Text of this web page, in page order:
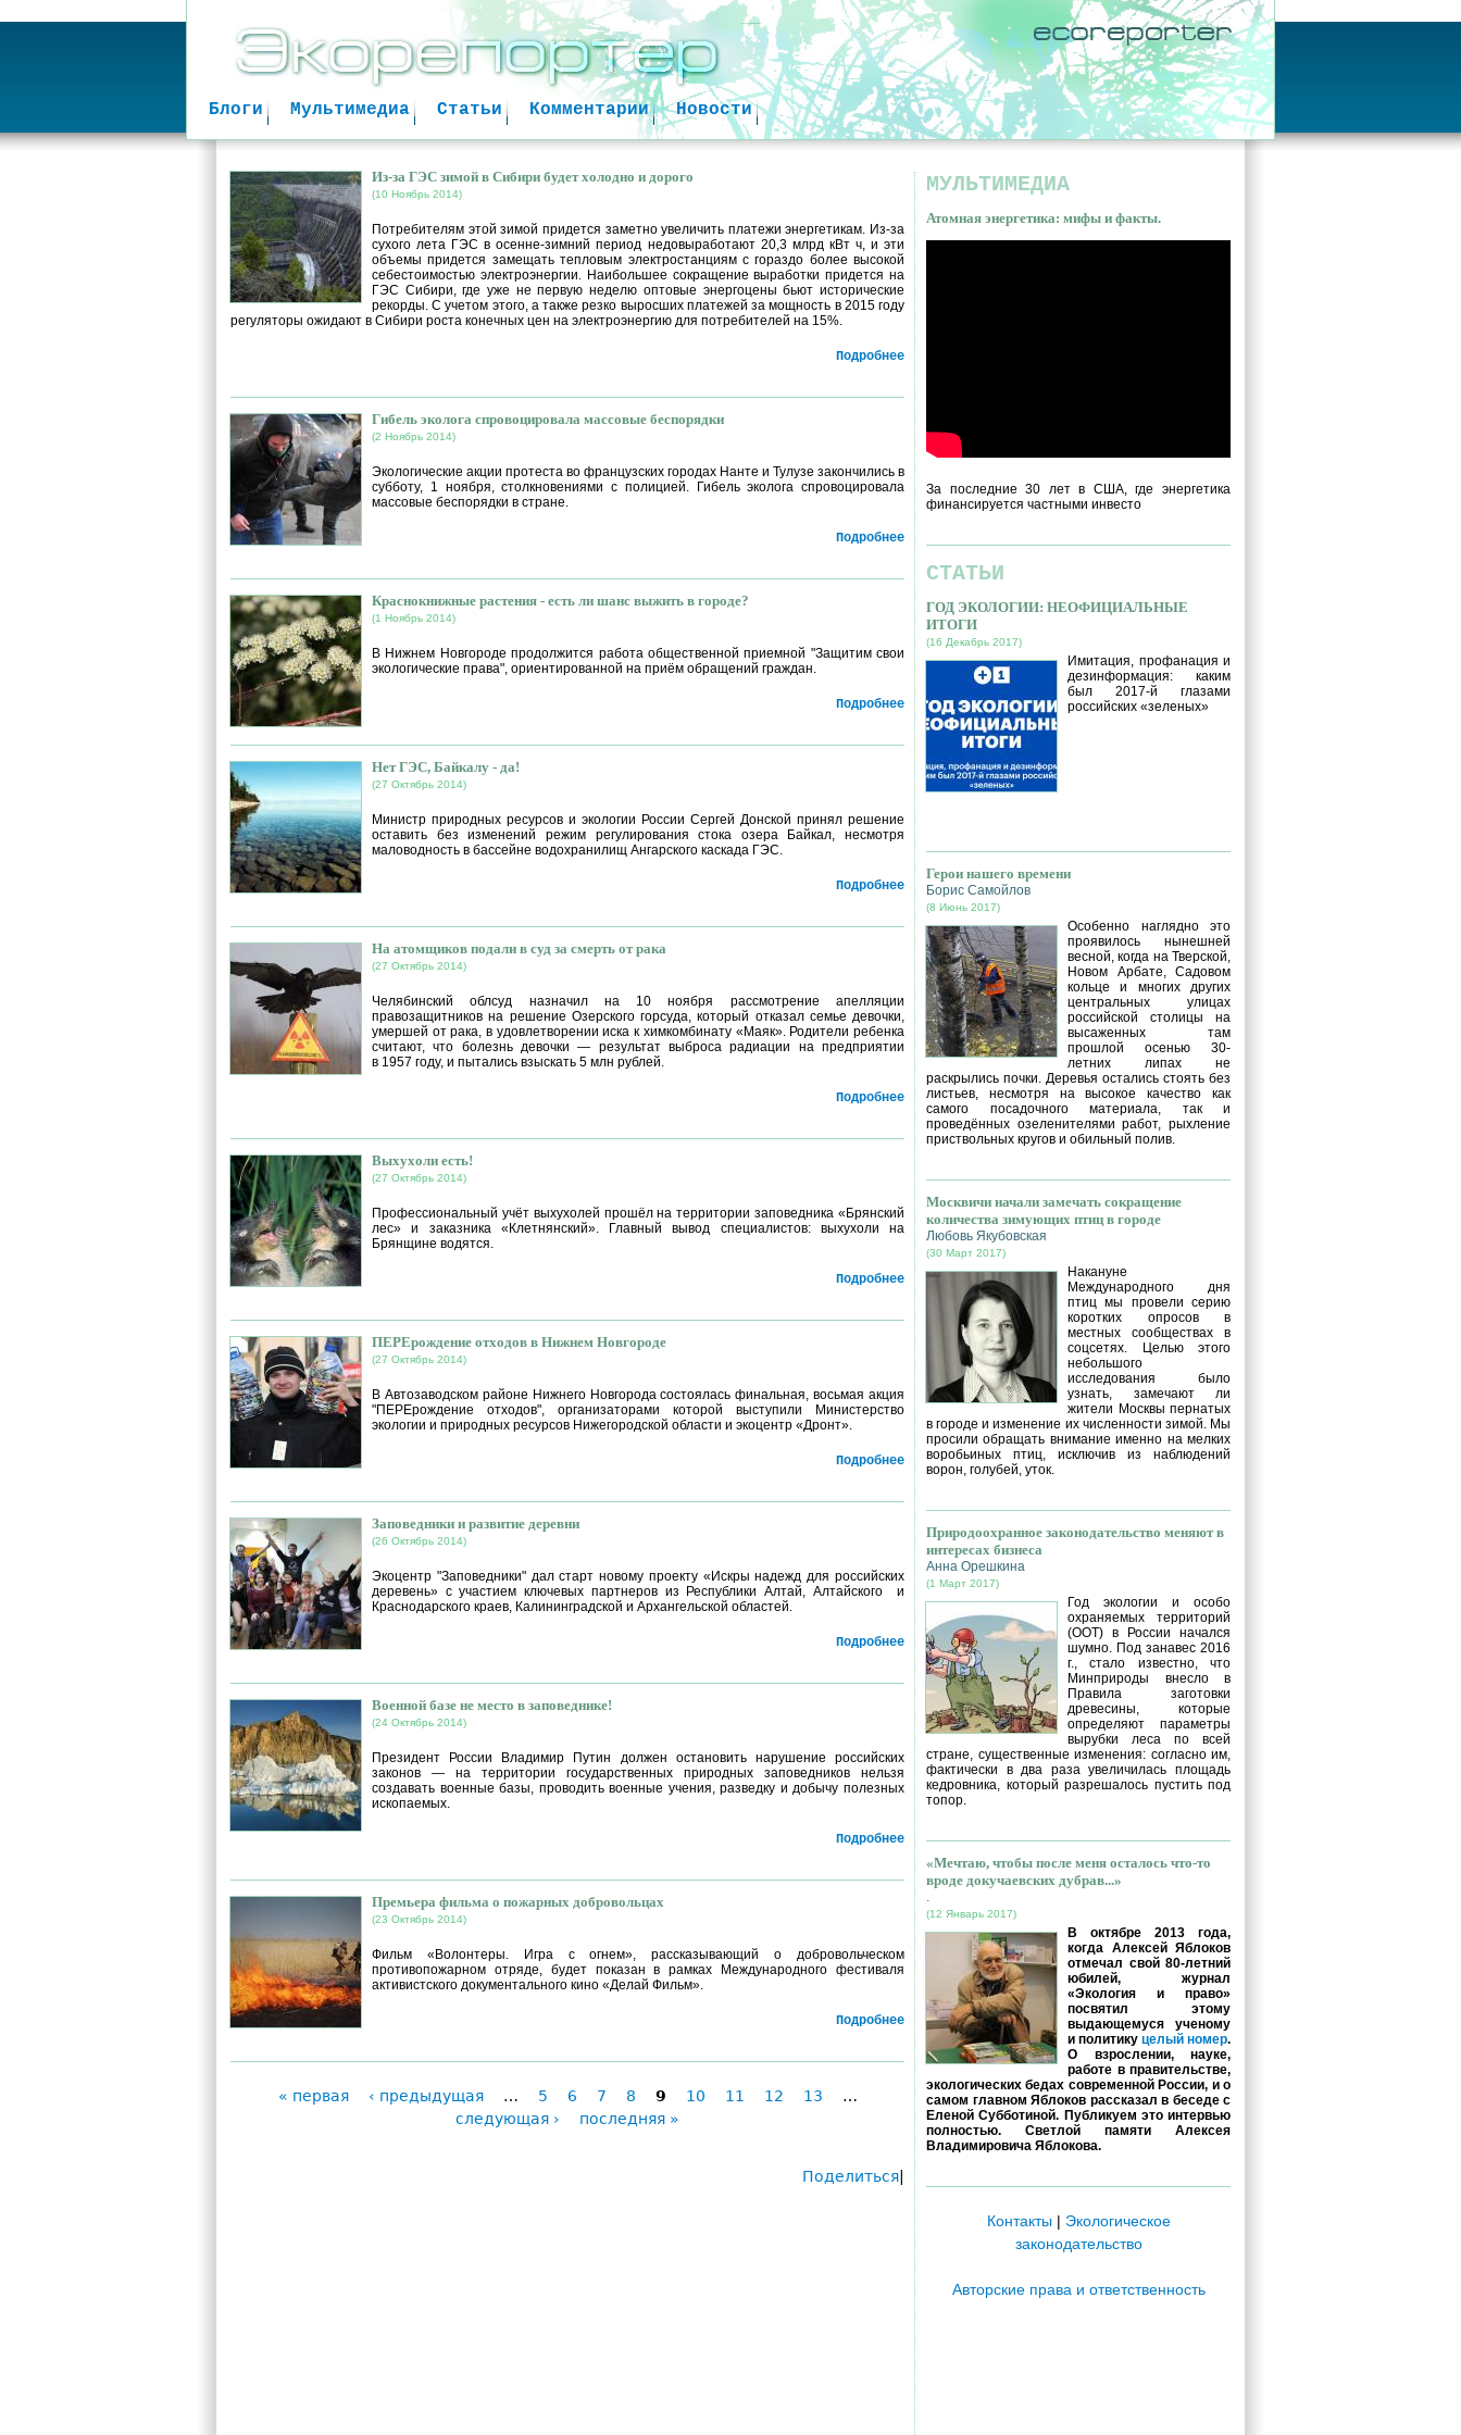
Jump to navigation
Новости
Комментарии
Статьи
Мультимедиа
Блоги
Из-за ГЭС зимой в Сибири будет холодно и дорого
(10 Ноябрь 2014)
Потребителям этой зимой придется заметно увеличить платежи энергетикам. Из-за
сухого лета ГЭС в осенне-зимний период недовыработают 20,3 млрд кВт ч, и эти
объемы придется замещать тепловым электростанциям с гораздо более высокой
себестоимостью электроэнергии. Наибольшее сокращение выработки придется на
ГЭС Сибири, где уже не первую неделю оптовые энергоцены бьют исторические
рекорды. С учетом этого, а также резко выросших платежей за мощность в 2015 году
регуляторы ожидают в Сибири роста конечных цен на электроэнергию для потребителей на 15%.
Подробнее
Гибель эколога спровоцировала массовые беспорядки
(2 Ноябрь 2014)
Экологические акции протеста во французских городах Нанте и Тулузе закончились в
субботу, 1 ноября, столкновениями с полицией. Гибель эколога спровоцировала
массовые беспорядки в стране.
Подробнее
Краснокнижные растения - есть ли шанс выжить в городе?
(1 Ноябрь 2014)
В Нижнем Новгороде продолжится работа общественной приемной "Защитим свои
экологические права", ориентированной на приём обращений граждан.
Подробнее
Нет ГЭС, Байкалу - да!
(27 Октябрь 2014)
Министр природных ресурсов и экологии России Сергей Донской принял решение
оставить без изменений режим регулирования стока озера Байкал, несмотря
маловодность в бассейне водохранилищ Ангарского каскада ГЭС.
Подробнее
На атомщиков подали в суд за смерть от рака
(27 Октябрь 2014)
Челябинский облсуд назначил на 10 ноября рассмотрение апелляции
правозащитников на решение Озерского горсуда, который отказал семье девочки,
умершей от рака, в удовлетворении иска к химкомбинату «Маяк». Родители ребенка
считают, что болезнь девочки — результат выброса радиации на предприятии
в 1957 году, и пытались взыскать 5 млн рублей.
Подробнее
Выхухоли есть!
(27 Октябрь 2014)
Профессиональный учёт выхухолей прошёл на территории заповедника «Брянский
лес» и заказника «Клетнянский». Главный вывод специалистов: выхухоли на
Брянщине водятся.
Подробнее
ПЕРЕрождение отходов в Нижнем Новгороде
(27 Октябрь 2014)
В Автозаводском районе Нижнего Новгорода состоялась финальная, восьмая акция
"ПЕРЕрождение отходов", организаторами которой выступили Министерство
экологии и природных ресурсов Нижегородской области и экоцентр «Дронт».
Подробнее
Заповедники и развитие деревни
(26 Октябрь 2014)
Экоцентр "Заповедники" дал старт новому проекту «Искры надежд для российских
деревень» с участием ключевых партнеров из Республики Алтай, Алтайского и
Краснодарского краев, Калининградской и Архангельской областей.
Подробнее
Военной базе не место в заповеднике!
(24 Октябрь 2014)
Президент России Владимир Путин должен остановить нарушение российских
законов — на территории государственных природных заповедников нельзя
создавать военные базы, проводить военные учения, разведку и добычу полезных
ископаемых.
Подробнее
Премьера фильма о пожарных добровольцах
(23 Октябрь 2014)
Фильм «Волонтеры. Игра с огнем», рассказывающий о добровольческом
противопожарном отряде, будет показан в рамках Международного фестиваля
активистского документального кино «Делай Фильм».
Подробнее
Страницы
« первая ‹ предыдущая … 5 6 7 8 9 10 11 12 13
…
следующая ›
последняя »
Поделиться
МУЛЬТИМЕДИА
Атомная энергетика: мифы и факты.
За последние 30 лет в США, где энергетика
финансируется частными инвесто
СТАТЬИ
ГОД ЭКОЛОГИИ: НЕОФИЦИАЛЬНЫЕ
ИТОГИ
(16 Декабрь 2017)
Имитация, профанация и
дезинформация: каким
был 2017-й глазами
российских «зеленых»
Герои нашего времени
Борис Самойлов
(8 Июнь 2017)
Особенно наглядно это
проявилось нынешней
весной, когда на Тверской,
Новом Арбате, Садовом
кольце и многих других
центральных улицах
российской столицы на
высаженных там
прошлой осенью 30-
летних липах не
раскрылись почки. Деревья остались стоять без
листьев, несмотря на высокое качество как
самого посадочного материала, так и
проведённых озеленителями работ, рыхление
приствольных кругов и обильный полив.
Москвичи начали замечать сокращение
количества зимующих птиц в городе
Любовь Якубовская
(30 Март 2017)
Накануне
Международного дня
птиц мы провели серию
коротких опросов в
местных сообществах в
соцсетях. Целью этого
небольшого
исследования было
узнать, замечают ли
жители Москвы пернатых
в городе и изменение их численности зимой. Мы
просили обращать внимание именно на мелких
воробьиных птиц, исключив из наблюдений
ворон, голубей, уток.
Природоохранное законодательство меняют в
интересах бизнеса
Анна Орешкина
(1 Март 2017)
Год экологии и особо
охраняемых территорий
(ООТ) в России начался
шумно. Под занавес 2016
г., стало известно, что
Минприроды внесло в
Правила заготовки
древесины, которые
определяют параметры
вырубки леса по всей
стране, существенные изменения: согласно им,
фактически в два раза увеличилась площадь
кедровника, который разрешалось пустить под
топор.
«Мечтаю, чтобы после меня осталось что-то
вроде докучаевских дубрав...»
.
(12 Январь 2017)
В октябре 2013 года,
когда Алексей Яблоков
отмечал свой 80-летний
юбилей, журнал
«Экология и право»
посвятил этому
выдающемуся ученому
и политику целый номер.
О взрослении, науке,
работе в правительстве,
экологических бедах современной России, и о
самом главном Яблоков рассказал в беседе с
Еленой Субботиной. Публикуем это интервью
полностью. Светлой памяти Алексея
Владимировича Яблокова.
Контакты| Экологическое
законодательство
Авторские права и ответственность